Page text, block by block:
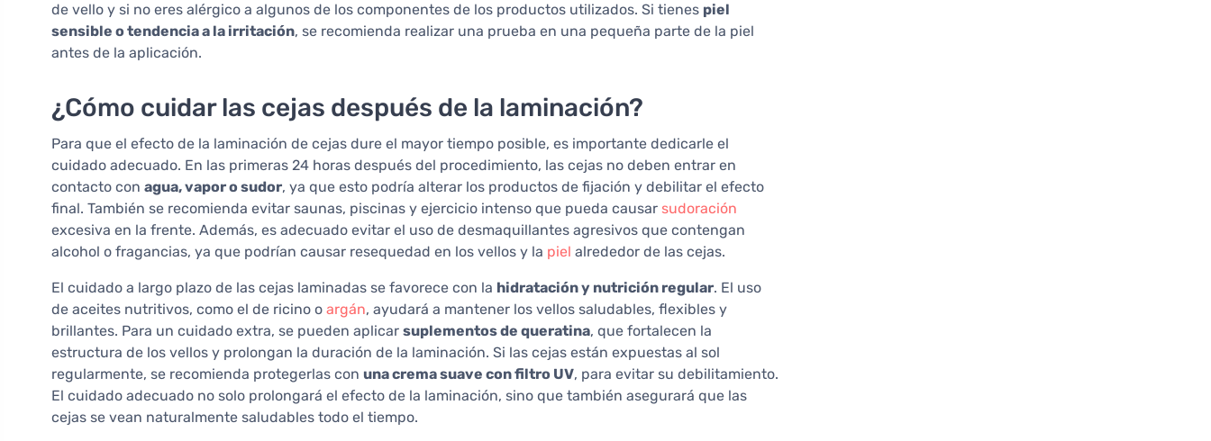
de vello y si no eres alérgico a algunos de los componentes de los productos utilizados. Si tienes piel
sensible o tendencia a la irritación, se recomienda realizar una prueba en una pequeña parte de la piel
antes de la aplicación.
¿Cómo cuidar las cejas después de la laminación?
Para que el efecto de la laminación de cejas dure el mayor tiempo posible, es importante dedicarle el
cuidado adecuado. En las primeras 24 horas después del procedimiento, las cejas no deben entrar en
contacto con agua, vapor o sudor, ya que esto podría alterar los productos de fijación y debilitar el efecto
final. También se recomienda evitar saunas, piscinas y ejercicio intenso que pueda causar sudoración
excesiva en la frente. Además, es adecuado evitar el uso de desmaquillantes agresivos que contengan
alcohol o fragancias, ya que podrían causar resequedad en los vellos y la piel alrededor de las cejas.
El cuidado a largo plazo de las cejas laminadas se favorece con la hidratación y nutrición regular. El uso
de aceites nutritivos, como el de ricino o argán, ayudará a mantener los vellos saludables, flexibles y
brillantes. Para un cuidado extra, se pueden aplicar suplementos de queratina, que fortalecen la
estructura de los vellos y prolongan la duración de la laminación. Si las cejas están expuestas al sol
regularmente, se recomienda protegerlas con una crema suave con filtro UV, para evitar su debilitamiento.
El cuidado adecuado no solo prolongará el efecto de la laminación, sino que también asegurará que las
cejas se vean naturalmente saludables todo el tiempo.